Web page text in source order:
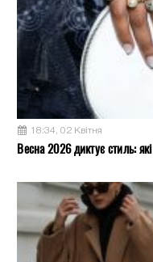
18:34, 02 Квітня
Весна 2026 диктує стиль: